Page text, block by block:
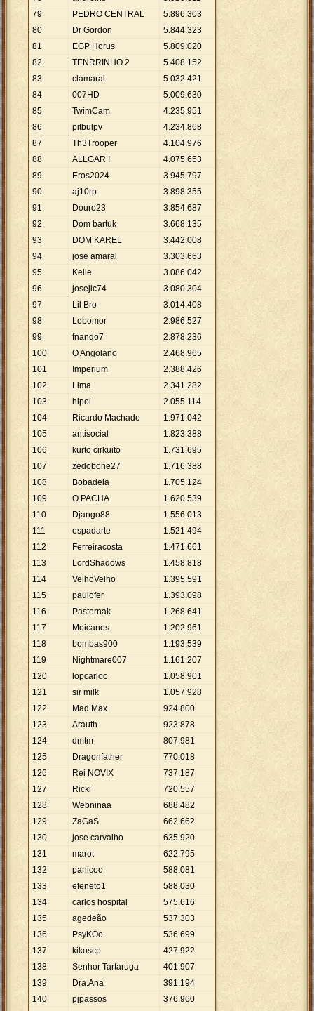
79
PEDRO CENTRAL 5.896.303
80
Dr Gordon 5.844.323
81
EGP Horus 5.809.020
82
TENRRINHO 2 5.408.152
83
clamaral 5.032.421
84
007HD 5.009.630
85
TwimCam 4.235.951
86
pitbulpv 4.234.868
87
Th3Trooper 4.104.976
88
ALLGAR I 4.075.653
89
Eros2024 3.945.797
90
aj10rp 3.898.355
91
Douro23 3.854.687
92
Dom bartuk 3.668.135
93
DOM KAREL 3.442.008
94
jose amaral 3.303.663
95
Kelle 3.086.042
96
josejlc74 3.080.304
97
Lil Bro 3.014.408
98
Lobomor 2.986.527
99
fnando7 2.878.236
100
O Angolano 2.468.965
101
Imperium 2.388.426
102
Lima 2.341.282
103
hipol 2.055.114
104
Ricardo Machado 1.971.042
105
antisocial 1.823.388
106
kurto cirkuito 1.731.695
107
zedobone27 1.716.388
108
Bobadela 1.705.124
109
O PACHA 1.620.539
110
Django88 1.556.013
111
espadarte 1.521.494
112
Ferreiracosta 1.471.661
113
LordShadows 1.458.818
114
VelhoVelho 1.395.591
115
paulofer 1.393.098
116
Pasternak 1.268.641
117
Moicanos 1.202.961
118
bombas900 1.193.539
119
Nightmare007 1.161.207
120
lopcarloo 1.058.901
121
sir milk 1.057.928
122
Mad Max 924.800
123
Arauth 923.878
124
dmtm 807.981
125
Dragonfather 770.018
126
Rei NOVIX 737.187
127
Ricki 720.557
128
Webninaa 688.482
129
ZaGaS 662.662
130
jose.carvalho 635.920
131
marot 622.795
132
panicoo 588.081
133
efeneto1 588.030
134
carlos hospital 575.616
135
agedeão 537.303
136
PsyKOo 536.699
137
kikoscp 427.922
138
Senhor Tartaruga 401.907
139
Dra.Ana 391.194
140
pjpassos 376.960